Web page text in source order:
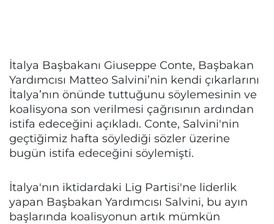
İtalya Başbakanı Giuseppe Conte, Başbakan
Yardımcısı Matteo Salvini’nin kendi çıkarlarını
İtalya’nın önünde tuttuğunu söylemesinin ve
koalisyona son verilmesi çağrısının ardından
istifa edeceğini açıkladı. Conte, Salvini'nin
geçtiğimiz hafta söylediği sözler üzerine
bugün istifa edeceğini söylemişti.
İtalya'nın iktidardaki Lig Partisi'ne liderlik
yapan Başbakan Yardımcısı Salvini, bu ayın
başlarında koalisyonun artık mümkün